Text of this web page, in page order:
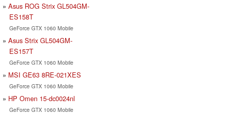
Asus ROG Strix GL504GM-
ES158T
GeForce GTX 1060 Mobile
Asus Strix GL504GM-
ES157T
GeForce GTX 1060 Mobile
MSI GE63 8RE-021XES
GeForce GTX 1060 Mobile
HP Omen 15-dc0024nl
GeForce GTX 1060 Mobile